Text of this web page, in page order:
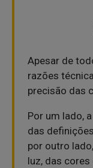
Apesar de
razões
precisão das
Por um lado,
das
por outro
luz, das